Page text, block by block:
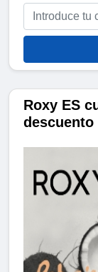
Roxy ES
descuento